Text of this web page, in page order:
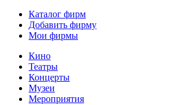
Каталог фирм
Добавить фирму
Мои фирмы
Кино
Театры
Концерты
Музеи
Мероприятия